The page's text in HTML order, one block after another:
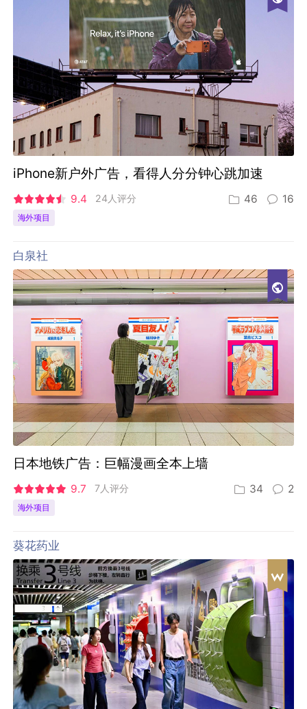
iPhone新户外广告，看得人分分钟心跳加速
9.4 24人评分 46 16
海外项目
白泉社
日本地铁广告：巨幅漫画全本上墙
9.7 7人评分 34 2
海外项目
葵花药业